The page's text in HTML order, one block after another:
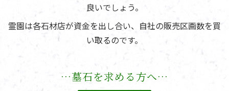
良いでしょう。
霊園は各石材店が資金を出し合い、自社の販売区画数を買
い取るのです。
…墓石を求める方へ…